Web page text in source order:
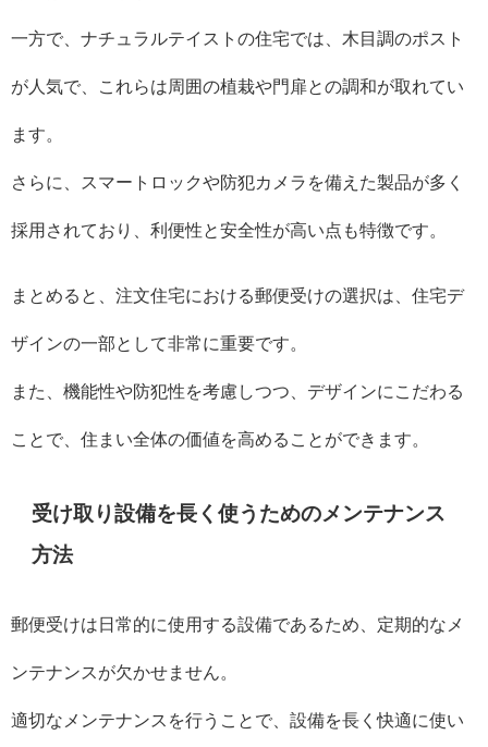
一方で、ナチュラルテイストの住宅では、木目調のポスト
が人気で、これらは周囲の植栽や門扉との調和が取れてい
ます。
さらに、スマートロックや防犯カメラを備えた製品が多く
採用されており、利便性と安全性が高い点も特徴です。
まとめると、注文住宅における郵便受けの選択は、住宅デ
ザインの一部として非常に重要です。
また、機能性や防犯性を考慮しつつ、デザインにこだわる
ことで、住まい全体の価値を高めることができます。
受け取り設備を長く使うためのメンテナンス
方法
郵便受けは日常的に使用する設備であるため、定期的なメ
ンテナンスが欠かせません。
適切なメンテナンスを行うことで、設備を長く快適に使い